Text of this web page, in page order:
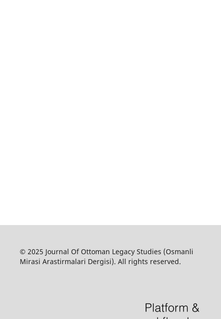
© 2025 Journal Of Ottoman Legacy Studies (Osmanli
Mirasi Arastirmalari Dergisi). All rights reserved.